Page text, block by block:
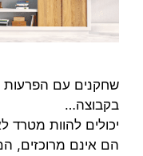
בקבוצה…
יכולים להוות מטרד
הם אינם מרוכזים,